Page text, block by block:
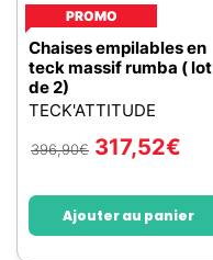
PROMO
Chaises empilables en
teck massif rumba ( lot
de 2)
TECK'ATTITUDE
396,90€ 317,52€
Ajouter au panier